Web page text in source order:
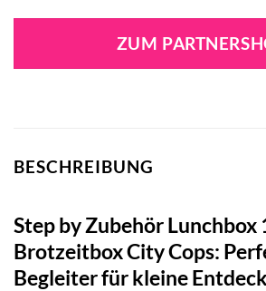
ZUM
BESCHREIBUNG
Step by Zubehör Lunchbox
Brotzeitbox City Cops:
Begleiter für kleine